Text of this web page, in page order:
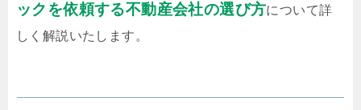
ックを依頼する不動産会社の選び方について詳
しく解説いたします。